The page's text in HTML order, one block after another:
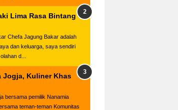
Lima Rasa Bintang
Chefa Jagung Bakar adalah
dan keluarga, saya sendiri
d...
Jogja, Kuliner Khas
bersama pemilik Nanamia
teman-teman Komunitas